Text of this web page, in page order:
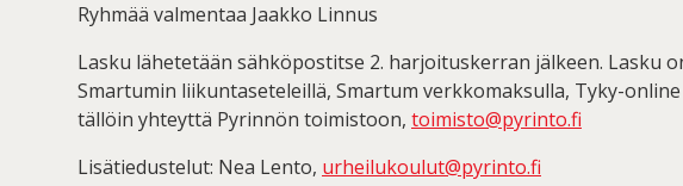
Ryhmää valmentaa Jaakko Linnus
Lasku lähetetään sähköpostitse 2. harjoituskerran jälkeen. Lasku
Smartumin liikuntaseteleillä, Smartum verkkomaksulla, Tyky-
tällöin yhteyttä Pyrinnön toimistoon, toimisto@pyrinto.fi
Lisätiedustelut: Nea Lento, urheilukoulut@pyrinto.fi